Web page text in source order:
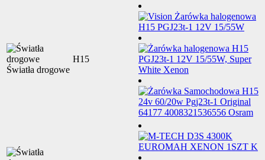
Światła drogowe
H15